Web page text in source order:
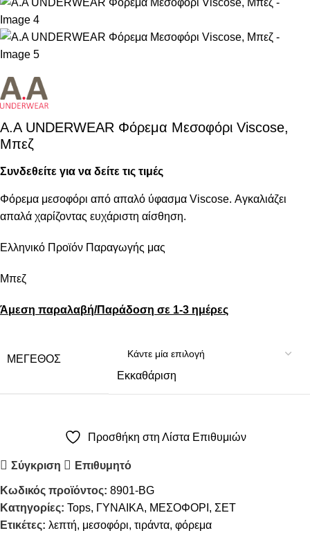
Α.A UNDERWEAR Φόρεμα Μεσοφόρι Viscose,
Μπεζ
Συνδεθείτε για να δείτε τις τιμές
Φόρεμα μεσοφόρι από απαλό ύφασμα Viscose. Αγκαλιάζει
απαλά χαρίζοντας ευχάριστη αίσθηση.
Ελληνικό Προϊόν Παραγωγής μας
Μπεζ
Άμεση παραλαβή/Παράδοση σε 1-3 ημέρες
ΜΈΓΕΘΟΣ
Εκκαθάριση
Προσθήκη στη Λίστα Επιθυμιών
Σύγκριση Επιθυμητό
Κωδικός προϊόντος: 8901-BG
Κατηγορίες: Tops, ΓΥΝΑΙΚΑ, ΜΕΣΟΦΟΡΙ , ΣΕΤ
Ετικέτες: λεπτή, μεσοφόρι, τιράντα, φόρεμα